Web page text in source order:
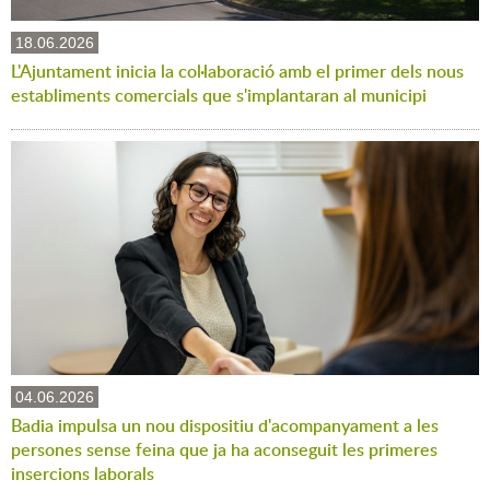
18.06.2026
L'Ajuntament inicia la col·laboració amb el primer dels nous
establiments comercials que s'implantaran al municipi
04.06.2026
Badia impulsa un nou dispositiu d'acompanyament a les
persones sense feina que ja ha aconseguit les primeres
insercions laborals